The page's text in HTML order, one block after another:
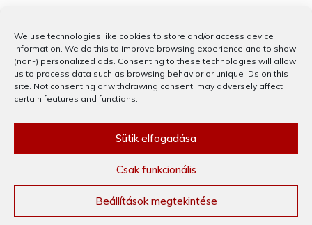
We use technologies like cookies to store and/or access device
information. We do this to improve browsing experience and to show
(non-) personalized ads. Consenting to these technologies will allow
us to process data such as browsing behavior or unique IDs on this
site. Not consenting or withdrawing consent, may adversely affect
certain features and functions.
Sütik elfogadása
Csak funkcionális
Beállítások megtekintése
Partnerünk
KÖSZÖNJÜK WORDPRESS! © MINDEN JOG FENNTARTVA 2020
THEME: PREFER BYTEMPLATE SELL